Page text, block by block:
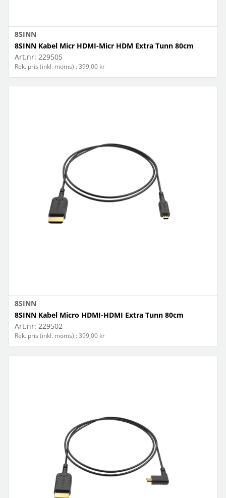
8SINN
8SINN Kabel Micr HDMI-Micr HDM Extra Tunn 80cm
Art.nr: 229505
Rek. pris (inkl. moms) : 399,00 kr
8SINN
8SINN Kabel Micro HDMI-HDMI Extra Tunn 80cm
Art.nr: 229502
Rek. pris (inkl. moms) : 399,00 kr